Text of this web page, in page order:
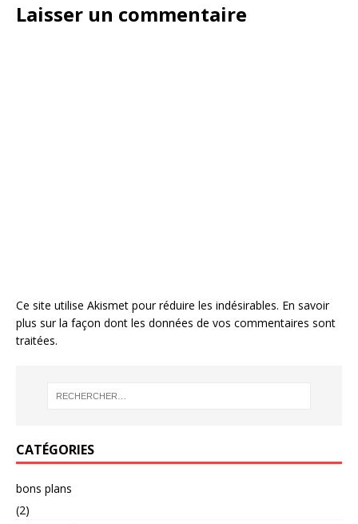
Laisser un commentaire
Ce site utilise Akismet pour réduire les indésirables. En savoir
plus sur la façon dont les données de vos commentaires sont
traitées.
CATÉGORIES
bons plans
(2)